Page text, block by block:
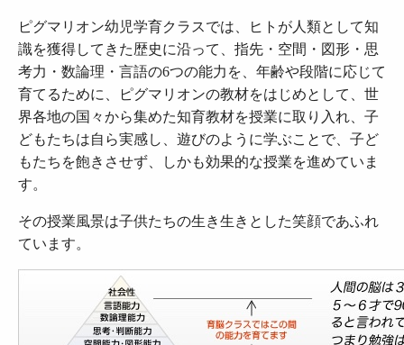
ピグマリオン幼児学育クラスでは、ヒトが人類として知
識を獲得してきた歴史に沿って、指先・空間・図形・思
考力・数論理・言語の6つの能力を、年齢や段階に応じて
育てるために、ピグマリオンの教材をはじめとして、世
界各地の国々から集めた知育教材を授業に取り入れ、子
どもたちは自ら実感し、遊びのように学ぶことで、子ど
もたちを飽きさせず、しかも効果的な授業を進めていま
す。
その授業風景は子供たちの生き生きとした笑顔であふれ
ています。